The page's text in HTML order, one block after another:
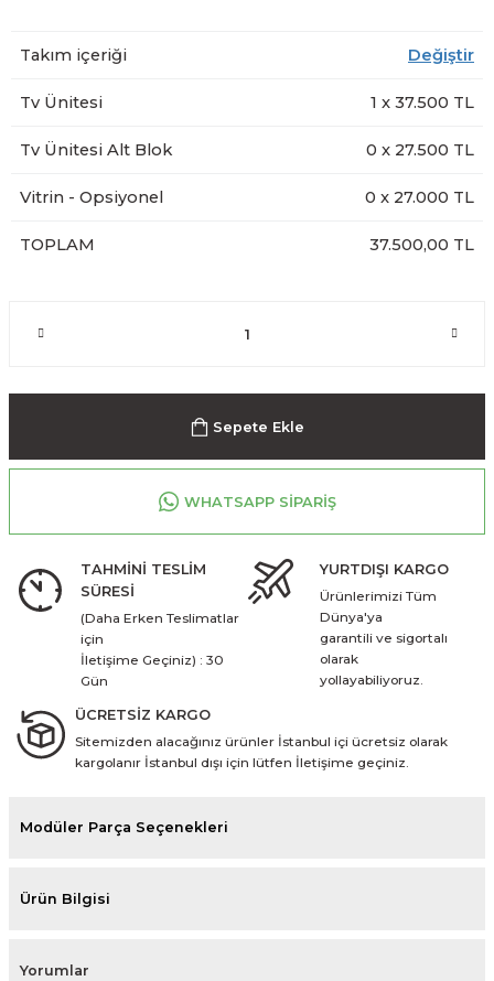
Takım içeriği Değiştir
Tv Ünitesi 1 x 37.500 TL
Tv Ünitesi Alt Blok 0 x 27.500 TL
Vitrin - Opsiyonel 0 x 27.000 TL
TOPLAM 37.500,00 TL
Sepete Ekle
WHATSAPP SİPARİŞ
TAHMİNİ TESLİM
SÜRESİ
(Daha Erken Teslimatlar
için
İletişime Geçiniz) : 30
Gün
YURTDIŞI KARGO
Ürünlerimizi Tüm
Dünya'ya
garantili ve sigortalı
olarak
yollayabiliyoruz.
ÜCRETSİZ KARGO
Sitemizden alacağınız ürünler İstanbul içi ücretsiz olarak
kargolanır İstanbul dışı için lütfen İletişime geçiniz.
Modüler Parça Seçenekleri
Ürün Bilgisi
Yorumlar